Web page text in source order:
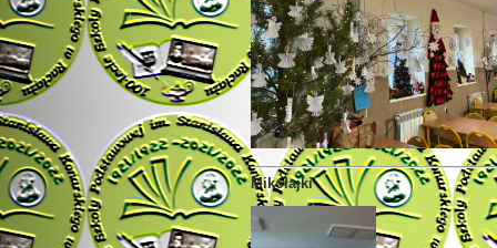
Mikołajki